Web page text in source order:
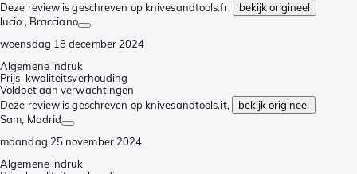
Deze review is geschreven op knivesandtools.fr,
bekijk origineel
lucio , Bracciano
woensdag 18 december 2024
Algemene indruk
Prijs-kwaliteitsverhouding
Voldoet aan verwachtingen
Deze review is geschreven op knivesandtools.it,
bekijk origineel
Sam, Madrid
maandag 25 november 2024
Algemene indruk